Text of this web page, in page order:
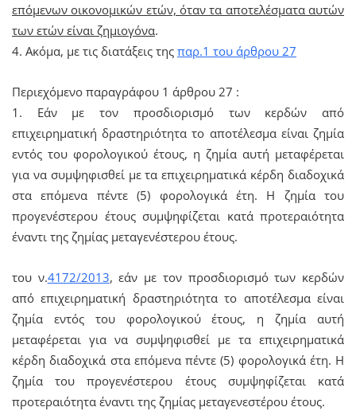
επόμενων οικονομικών ετών, όταν τα αποτελέσματα αυτών
των ετών είναι ζημιογόνα.
4. Ακόμα, με τις διατάξεις της παρ.1 του άρθρου 27
Περιεχόμενο παραγράφου 1 άρθρου 27 :
1. Εάν με τον προσδιορισμό των κερδών από
επιχειρηματική δραστηριότητα το αποτέλεσμα είναι ζημία
εντός του φορολογικού έτους, η ζημία αυτή μεταφέρεται
για να συμψηφισθεί με τα επιχειρηματικά κέρδη διαδοχικά
στα επόμενα πέντε (5) φορολογικά έτη. Η ζημία του
προγενέστερου έτους συμψηφίζεται κατά προτεραιότητα
έναντι της ζημίας μεταγενέστερου έτους.
του ν.4172/2013, εάν με τον προσδιορισμό των κερδών
από επιχειρηματική δραστηριότητα το αποτέλεσμα είναι
ζημία εντός του φορολογικού έτους, η ζημία αυτή
μεταφέρεται για να συμψηφισθεί με τα επιχειρηματικά
κέρδη διαδοχικά στα επόμενα πέντε (5) φορολογικά έτη. Η
ζημία του προγενέστερου έτους συμψηφίζεται κατά
προτεραιότητα έναντι της ζημίας μεταγενεστέρου έτους.